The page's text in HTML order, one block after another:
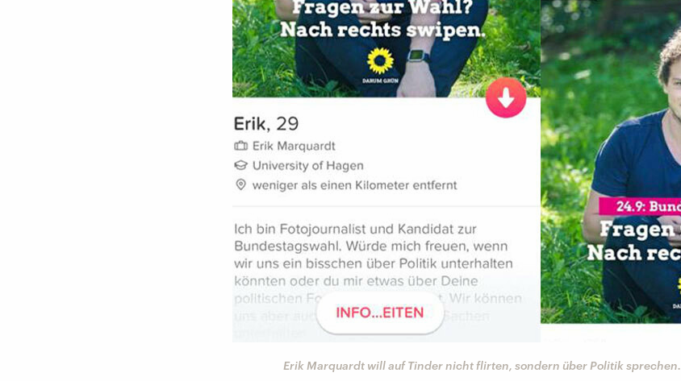
Erik Marquardt will auf Tinder nicht flirten, sondern über Politik sprechen.